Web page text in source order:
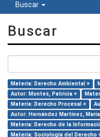
Buscar
Buscar
Materia: Derecho Ambiental ×
Autor: Montes, Patricia ×
Materia: Derecho Procesal ×
Autor: Hernández Martínez,
Materia: Derecho de la
Materia: Sociología del Derecho